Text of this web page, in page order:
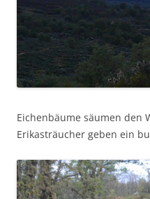
Eichenbäume säumen den
Erikasträucher geben ein